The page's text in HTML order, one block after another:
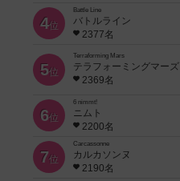
4位
Battle Line
バトルライン
2377名
5位
Terraforming Mars
テラフォーミングマーズ
2369名
6位
6 nimmt!
ニムト
2200名
7位
Carcassonne
カルカソンヌ
2190名